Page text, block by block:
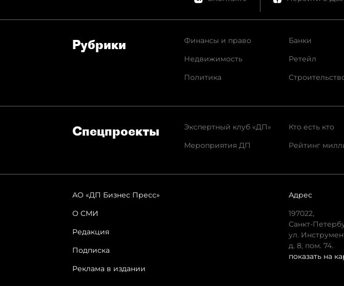
Рубрики
Финансы и право
Недвижимость
Политика
Банки
Ретейл
Спец­проекты
Экспертный клуб «ДП»
Мероприятия ДП
Кто есть кто
Рейтинг
АО «ДП Бизнес Пресс»
О СМИ
Редакция
Подписка
Реклама в издании
Адрес
197022,
Санкт-
ул.
д. 8, пом. 74.
показать на